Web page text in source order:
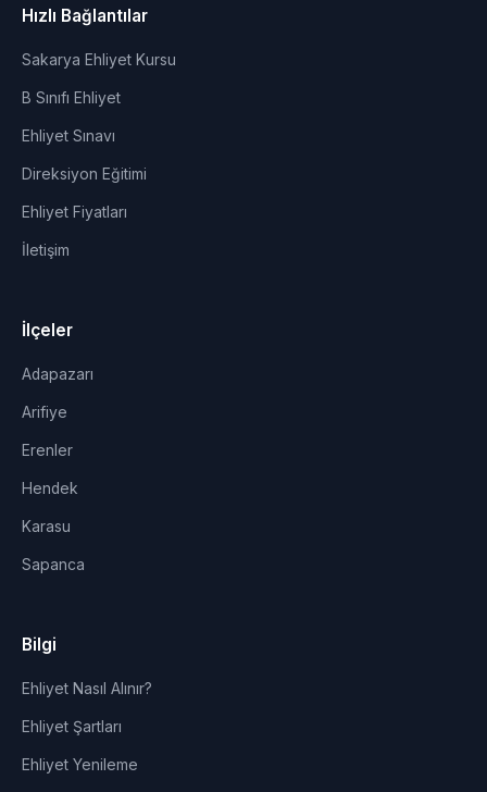
Hızlı Bağlantılar
Sakarya Ehliyet Kursu
B Sınıfı Ehliyet
Ehliyet Sınavı
Direksiyon Eğitimi
Ehliyet Fiyatları
İletişim
İlçeler
Adapazarı
Arifiye
Erenler
Hendek
Karasu
Sapanca
Bilgi
Ehliyet Nasıl Alınır?
Ehliyet Şartları
Ehliyet Yenileme